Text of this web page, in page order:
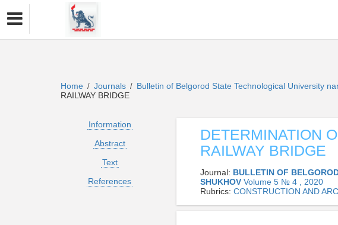
Home / Journals / Bulletin of Belgorod State Technological University
RAILWAY BRIDGE
Information
Abstract
Text
References
DETERMINATION
RAILWAY BRIDGE
Journal: BULLETIN OF
SHUKHOV Volume 5 № 4 , 2020
Rubrics: CONSTRUCTION AND